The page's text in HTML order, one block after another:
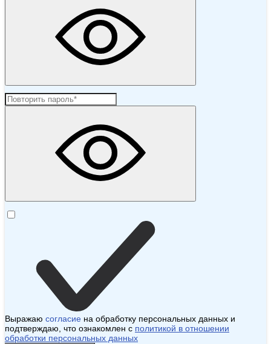
Выражаю согласие на обработку персональных данных и
подтверждаю, что ознакомлен с политикой в отношении
обработки персональных данных